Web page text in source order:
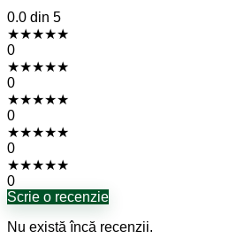
0.0 din 5
★★★★★
0
★★★★★
0
★★★★★
0
★★★★★
0
★★★★★
0
Scrie o recenzie
Nu există încă recenzii.